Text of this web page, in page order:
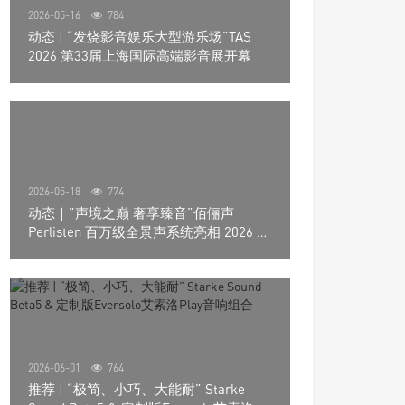
2026-05-16 784
动态 | “发烧影音娱乐大型游乐场”TAS
2026 第33届上海国际高端影音展开幕
2026-05-18 774
动态｜”声境之巅 奢享臻音”佰俪声
Perlisten 百万级全景声系统亮相 2026 北
2026-06-01 764
推荐 | “极简、小巧、大能耐” Starke